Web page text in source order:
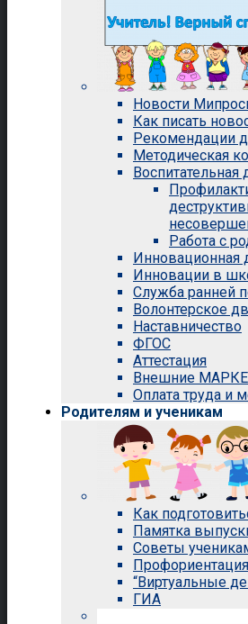
Новости
Как писать
Рекомендации
Методическая
Воспитательная
Работа с
Инновационная
Инновации в
Служба ранней
Волонтерское
Наставничество
ФГОС
Аттестация
Внешние
Оплата труда и
Родителям и ученикам
Как
Памятка
Советы
Профориентация
“Виртуальные
ГИА